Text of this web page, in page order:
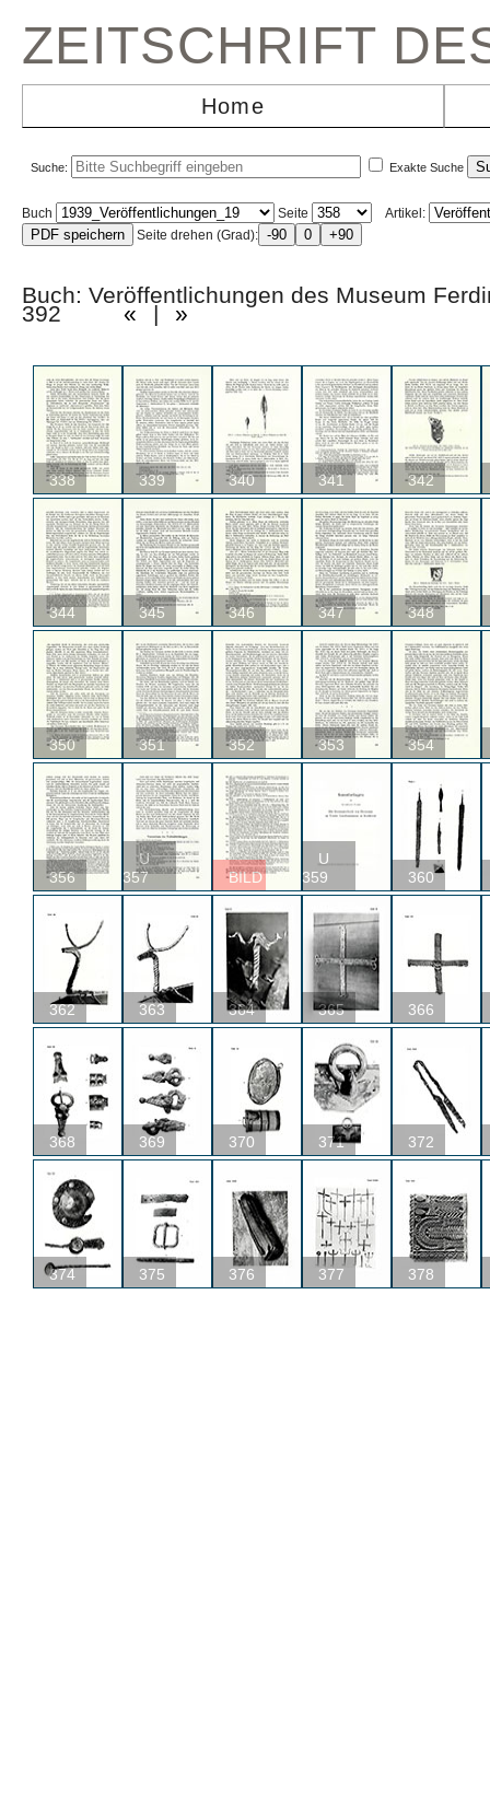
ZEITSCHRIFT
Home
Suche: Exakte Suche
Buch Seite
Artikel:
Seite drehen (Grad):
Buch: Veröffentlichungen des Museum
392 « | »
338 339 340 341 342
344 345 346 347 348
350 351 352 353 354
356
U
357
BILD
U
359
360
362 363 364 365 366
368 369 370 371 372
374 375 376 377 378